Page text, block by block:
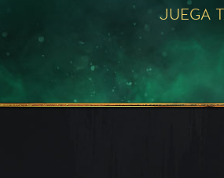
JUEGA